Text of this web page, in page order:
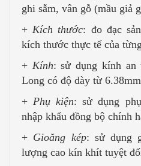
ghi sẫm, vân gỗ (mầu giả
+ Kích thước: đo đạc
kích thước thực tế của
+ Kính: sử dụng kính an
Long có độ dày từ
+ Phụ kiện: sử dụng
nhập khẩu đồng bộ chính
+ Gioăng kép: sử dụng
lượng cao kín khít tuyệt